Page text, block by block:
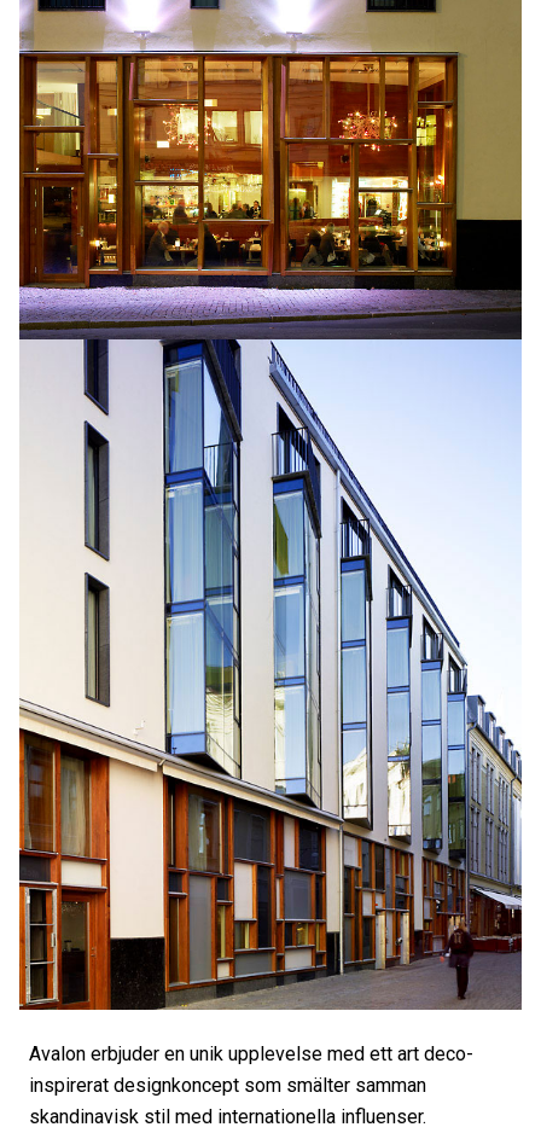
Avalon erbjuder en unik upplevelse med ett art deco-
inspirerat designkoncept som smälter samman
skandinavisk stil med internationella influenser.